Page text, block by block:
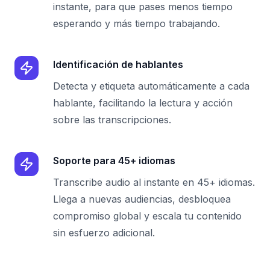
instante, para que pases menos tiempo
esperando y más tiempo trabajando.
Identificación de hablantes
Detecta y etiqueta automáticamente a cada
hablante, facilitando la lectura y acción
sobre las transcripciones.
Soporte para 45+ idiomas
Transcribe audio al instante en 45+ idiomas.
Llega a nuevas audiencias, desbloquea
compromiso global y escala tu contenido
sin esfuerzo adicional.